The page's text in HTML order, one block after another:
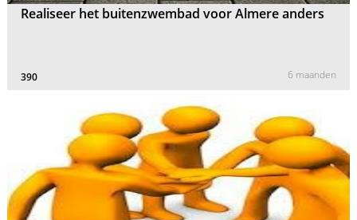
Realiseer het buitenzwembad voor Almere anders
390 6 maanden